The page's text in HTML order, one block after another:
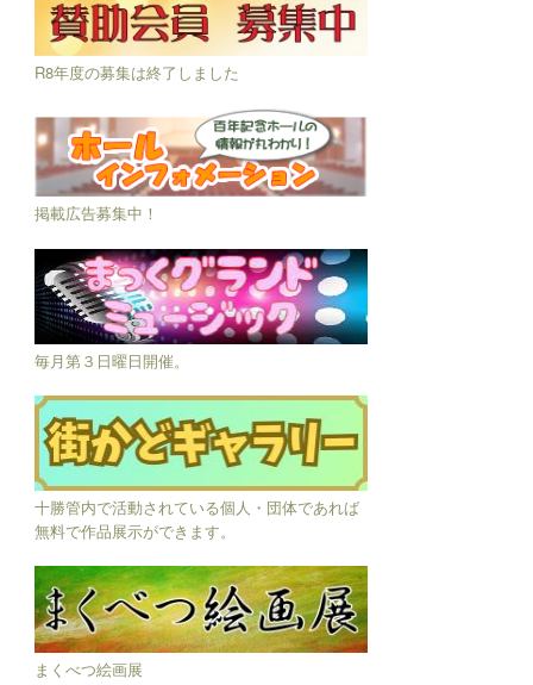
R8年度の募集は終了しました
掲載広告募集中！
毎月第３日曜日開催。
十勝管内で活動されている個人・団体であれば
無料で作品展示ができます。
まくべつ絵画展